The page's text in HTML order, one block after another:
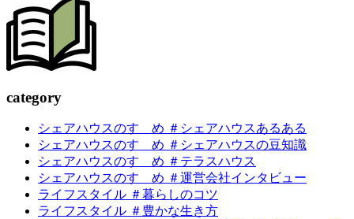
category
シェアハウスのすゝめ ＃シェアハウスあるある
シェアハウスのすゝめ ＃シェアハウスの豆知識
シェアハウスのすゝめ ＃テラスハウス
シェアハウスのすゝめ ＃運営会社インタビュー
ライフスタイル ＃暮らしのコツ
ライフスタイル ＃豊かな生き方